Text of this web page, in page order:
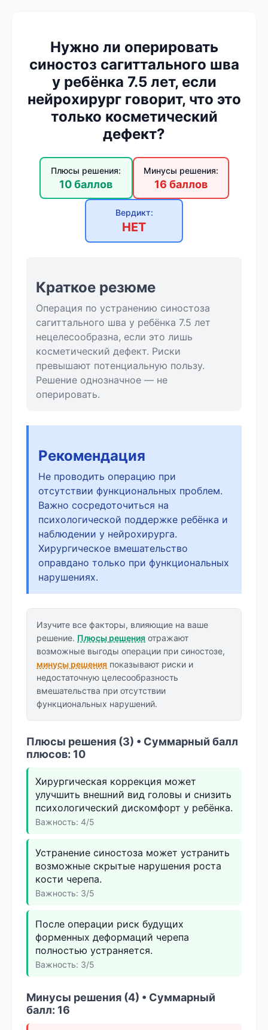
Нужно ли оперировать
синостоз сагиттального шва
у ребёнка 7.5 лет, если
нейрохирург говорит, что это
только косметический
дефект?
Плюсы решения:
10 баллов
Минусы решения:
16 баллов
Вердикт:
НЕТ
Краткое резюме
Операция по устранению синостоза
сагиттального шва у ребёнка 7.5 лет
нецелесообразна, если это лишь
косметический дефект. Риски
превышают потенциальную пользу.
Решение однозначное — не
оперировать.
Рекомендация
Не проводить операцию при
отсутствии функциональных проблем.
Важно сосредоточиться на
психологической поддержке ребёнка и
наблюдении у нейрохирурга.
Хирургическое вмешательство
оправдано только при функциональных
нарушениях.
Изучите все факторы, влияющие на ваше
решение. Плюсы решения отражают
возможные выгоды операции при синостозе,
минусы решения показывают риски и
недостаточную целесообразность
вмешательства при отсутствии
функциональных нарушений.
Плюсы решения (3) • Суммарный балл
плюсов: 10
Хирургическая коррекция может
улучшить внешний вид головы и снизить
психологический дискомфорт у ребёнка.
Важность: 4/5
Устранение синостоза может устранить
возможные скрытые нарушения роста
кости черепа.
Важность: 3/5
После операции риск будущих
форменных деформаций черепа
полностью устраняется.
Важность: 3/5
Минусы решения (4) • Суммарный
балл: 16